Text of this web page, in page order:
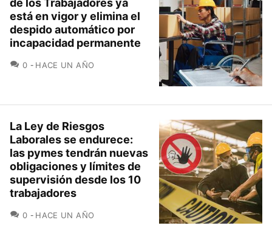
de los Trabajadores ya
está en vigor y elimina el
despido automático por
incapacidad permanente
0 COMENTARIOS
HACE UN AÑO
La Ley de Riesgos
Laborales se endurece:
las pymes tendrán nuevas
obligaciones y límites de
supervisión desde los 10
trabajadores
0 COMENTARIOS
HACE UN AÑO